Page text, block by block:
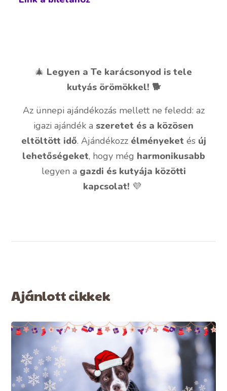
🎄 Legyen a Te karácsonyod is tele
kutyás örömökkel! 🐕
Az ünnepi ajándékozás mellett ne feledd: az
igazi ajándék a szeretet és a közösen
eltöltött idő. Ajándékozz élményeket és új
lehetőségeket, hogy még harmonikusabb
legyen a gazdi és kutyája közötti
kapcsolat! 💜
Ajánlott cikkek